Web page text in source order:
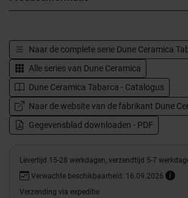
Naar de complete serie Dune Ceramica
Alle series van Dune Ceramica
Dune Ceramica Tabarca - Catalogus
Naar de website van de fabrikant Dune
Gegevensblad downloaden - PDF
Levertijd 15-28 werkdagen, verzendtijd 5-7
Verwachte beschikbaarheid: 16.09.2026
Verzending via expeditie